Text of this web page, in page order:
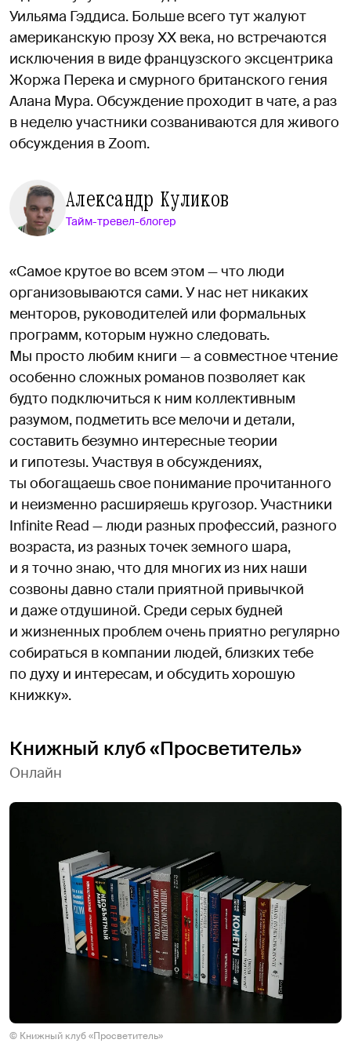
Уильяма Гэддиса. Больше всего тут жалуют
американскую прозу ХХ века, но встречаются
исключения в виде французского эксцентрика
Жоржа Перека и смурного британского гения
Алана Мура. Обсуждение проходит в чате, а раз
в неделю участники созваниваются для живого
обсуждения в Zoom.
Александр Куликов
Тайм-тревел-блогер
«Самое крутое во всем этом — что люди
организовываются сами. У нас нет никаких
менторов, руководителей или формальных
программ, которым нужно следовать.
Мы просто любим книги — а совместное чтение
особенно сложных романов позволяет как
будто подключиться к ним коллективным
разумом, подметить все мелочи и детали,
составить безумно интересные теории
и гипотезы. Участвуя в обсуждениях,
ты обогащаешь свое понимание прочитанного
и неизменно расширяешь кругозор. Участники
Infinite Read — люди разных профессий, разного
возраста, из разных точек земного шара,
и я точно знаю, что для многих из них наши
созвоны давно стали приятной привычкой
и даже отдушиной. Среди серых будней
и жизненных проблем очень приятно регулярно
собираться в компании людей, близких тебе
по духу и интересам, и обсудить хорошую
книжку».
Книжный клуб «Просветитель»
Онлайн
© Книжный клуб «Просветитель»